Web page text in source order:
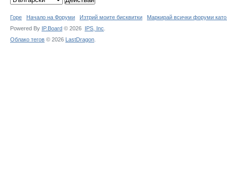
Горе Начало на Форуми Изтрий моите бисквитки
Маркирай всички форуми
Powered By IP.Board © 2026 IPS, Inc
Облако тегов © 2026 LastDragon